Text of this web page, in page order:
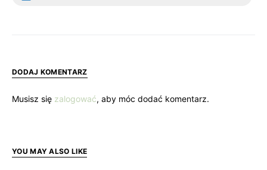
DODAJ KOMENTARZ
Musisz się zalogować, aby móc dodać komentarz.
YOU MAY ALSO LIKE